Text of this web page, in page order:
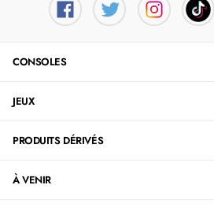
CONSOLES
JEUX
PRODUITS DÉRIVÉS
À VENIR